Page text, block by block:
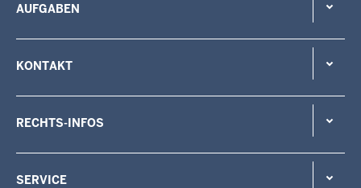
AUFGABEN
KONTAKT
RECHTS-INFOS
SERVICE